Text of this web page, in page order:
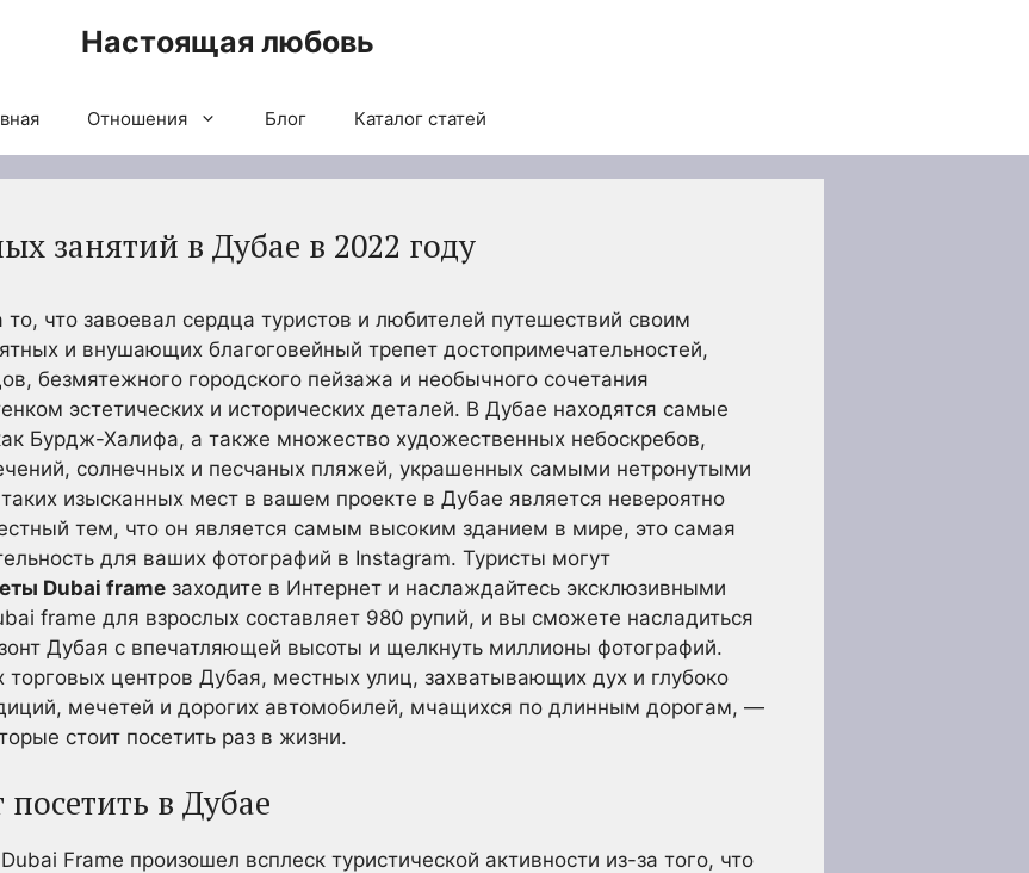
Настоящая любовь
Отношения Блог Каталог статей
занятий в Дубае в 2022 году
что завоевал сердца туристов и любителей путешествий своим
и внушающих благоговейный трепет достопримечательностей,
безмятежного городского пейзажа и необычного сочетания
эстетических и исторических деталей. В Дубае находятся самые
Бурдж-Халифа, а также множество художественных небоскребов,
солнечных и песчаных пляжей, украшенных самыми нетронутыми
изысканных мест в вашем проекте в Дубае является невероятно
тем, что он является самым высоким зданием в мире, это самая
для ваших фотографий в Instagram. Туристы могут
Dubai frame заходите в Интернет и наслаждайтесь эксклюзивными
frame для взрослых составляет 980 рупий, и вы сможете насладиться
Дубая с впечатляющей высоты и щелкнуть миллионы фотографий.
центров Дубая, местных улиц, захватывающих дух и глубоко
мечетей и дорогих автомобилей, мчащихся по длинным дорогам, —
стоит посетить раз в жизни.
в Дубае
Frame произошел всплеск туристической активности из-за того, что